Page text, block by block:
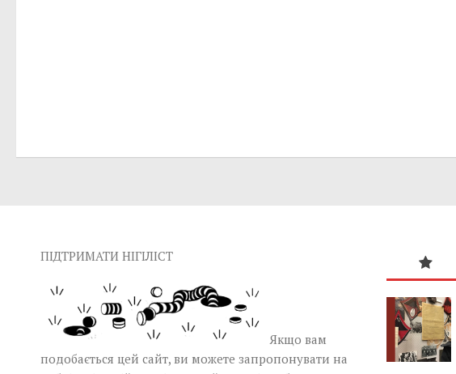
ПІДТРИМАТИ НІГІЛІСТ
Якщо вам
подобається цей сайт, ви можете запропонувати на